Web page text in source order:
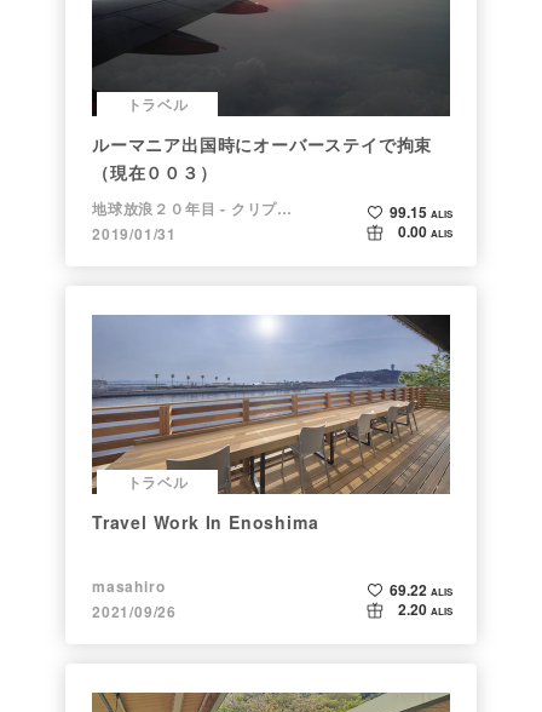
トラベル
ルーマニア出国時にオーバーステイで拘束
（現在００３）
地球放浪２０年目 - クリプトラベラー
2019/01/31
99.15 ALIS
0.00 ALIS
トラベル
Travel Work In Enoshima
masahiro
2021/09/26
69.22 ALIS
2.20 ALIS